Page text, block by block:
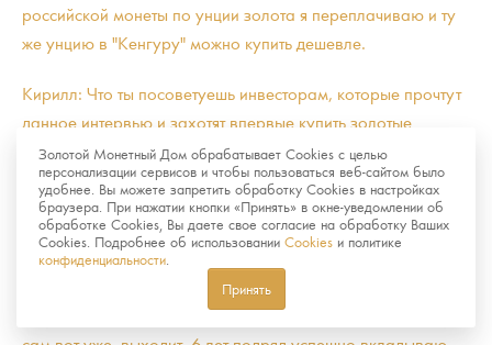
российской монеты по унции золота я переплачиваю и ту
же унцию в "Кенгуру" можно купить дешевле.
Кирилл: Что ты посоветуешь инвесторам, которые прочтут
данное интервью и захотят впервые купить золотые
инвестиционные монеты?
Алексей: Я советую с каждой зарплаты покупать золото.
Регулярно откладывайте 10% ваших доходов на
долгосрочную перспективу и покупайте золотые монеты,
как это делаю я. В этом смысле у меня совесть чиста: я
рекомендую покупать и инвестировать людям в то, во что
Золотой Монетный Дом обрабатывает Cookies с целью
персонализации сервисов и чтобы пользоваться веб-сайтом было
удобнее. Вы можете запретить обработку Cookies в настройках
браузера. При нажатии кнопки «Принять» в окне-уведомлении об
обработке Cookies, Вы даете свое согласие на обработку Ваших
Cookies. Подробнее об использовании Cookies и политике
конфиденциальности
Принять